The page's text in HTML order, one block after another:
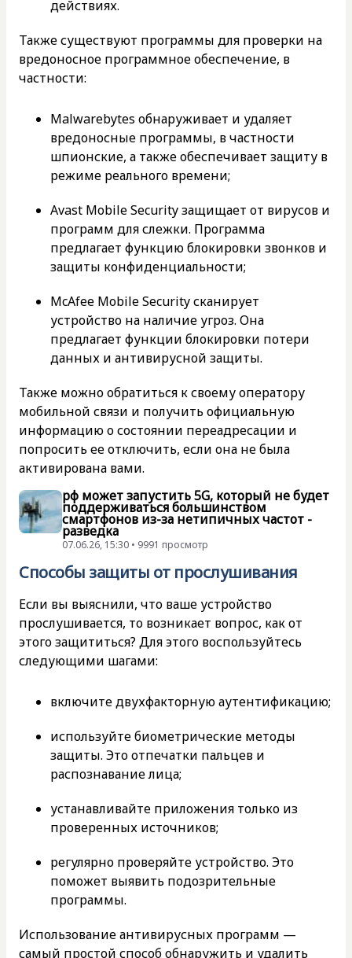
действиях.
Также существуют программы для проверки на
вредоносное программное обеспечение, в
частности:
Malwarebytes обнаруживает и удаляет
вредоносные программы, в частности
шпионские, а также обеспечивает защиту в
режиме реального времени;
Avast Mobile Security защищает от вирусов и
программ для слежки. Программа
предлагает функцию блокировки звонков и
защиты конфиденциальности;
McAfee Mobile Security сканирует
устройство на наличие угроз. Она
предлагает функции блокировки потери
данных и антивирусной защиты.
Также можно обратиться к своему оператору
мобильной связи и получить официальную
информацию о состоянии переадресации и
попросить ее отключить, если она не была
активирована вами.
рф может запустить 5G, который не будет
поддерживаться большинством
смартфонов из-за нетипичных частот -
разведка
07.06.26, 15:30 • 9991 просмотр
Способы защиты от прослушивания
Если вы выяснили, что ваше устройство
прослушивается, то возникает вопрос, как от
этого защититься? Для этого воспользуйтесь
следующими шагами:
включите двухфакторную аутентификацию;
используйте биометрические методы
защиты. Это отпечатки пальцев и
распознавание лица;
устанавливайте приложения только из
проверенных источников;
регулярно проверяйте устройство. Это
поможет выявить подозрительные
программы.
Использование антивирусных программ —
самый простой способ обнаружить и удалить